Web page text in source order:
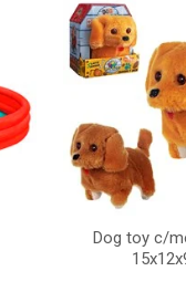
Dog toy c/